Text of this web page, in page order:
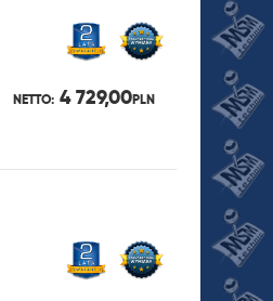
NETTO: 4 729,00PLN